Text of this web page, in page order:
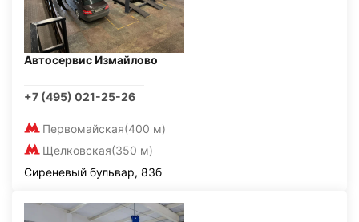
Автосервис Измайлово
+7 (495) 021-25-26
Первомайская(400 м)
Щелковская(350 м)
Сиреневый бульвар, 83б